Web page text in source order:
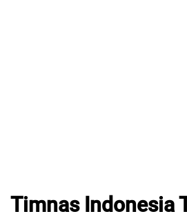
Timnas Indonesia